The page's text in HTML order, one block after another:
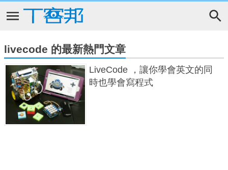
livecode 的最新熱門文章
LiveCode ，讓你學會英文的同
時也學會寫程式